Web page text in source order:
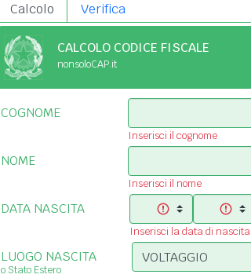
Calcolo Verifica
CALCOLO CODICE FISCALE
nonsoloCAP.it
COGNOME
Inserisci il cognome
NOME
Inserisci il nome
DATA NASCITA
Inserisci la data di nascita
LUOGO NASCITA
o Stato Estero